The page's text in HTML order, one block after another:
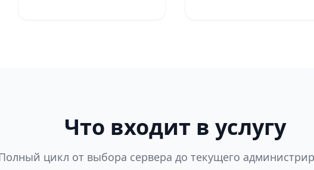
Что входит в услугу
цикл от выбора сервера до текущего